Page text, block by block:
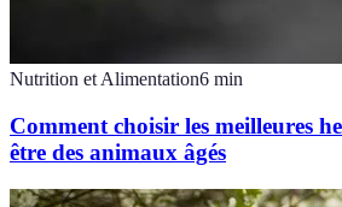
Nutrition et Alimentation6 min
Comment choisir les meilleures
être des animaux âgés